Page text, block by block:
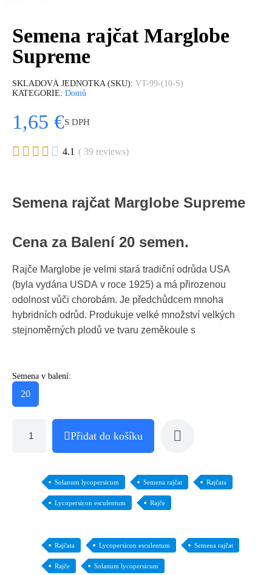
Semena rajčat Marglobe
Supreme
SKLADOVÁ JEDNOTKA (SKU) VT-99-(10-S)
KATEGORIE Domů
1,65 €S DPH
     4.1 ( 39 reviews)
Semena rajčat Marglobe Supreme
Cena za Balení 20 semen.
Rajče Marglobe je velmi stará tradiční odrůda USA
(byla vydána USDA v roce 1925) a má přirozenou
odolnost vůči chorobám. Je předchůdcem mnoha
hybridních odrůd. Produkuje velké množství velkých
stejnoměrných plodů ve tvaru zeměkoule s
Semena v balení:
20
Přidat do košíku
Solanum lycopersicum Semena rajčat Rajčata
Lycopersicon esculentum Rajče
Rajčata Lycopersicon esculentum Semena rajčat
Rajče Solanum lycopersicum